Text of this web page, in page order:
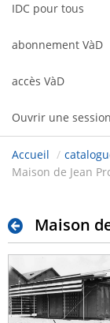
IDC pour tous
abonnement VàD
accès VàD
Ouvrir une session
Accueil /
Maison de Jean
Maison